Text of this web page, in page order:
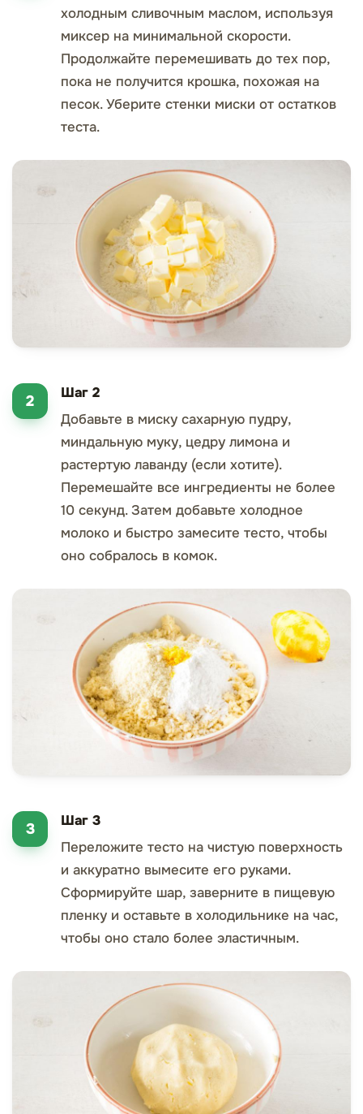
холодным сливочным маслом, используя
миксер на минимальной скорости.
Продолжайте перемешивать до тех пор,
пока не получится крошка, похожая на
песок. Уберите стенки миски от остатков
теста.
Шаг 2
Добавьте в миску сахарную пудру,
миндальную муку, цедру лимона и
растертую лаванду (если хотите).
Перемешайте все ингредиенты не более
10 секунд. Затем добавьте холодное
молоко и быстро замесите тесто, чтобы
оно собралось в комок.
Шаг 3
Переложите тесто на чистую поверхность
и аккуратно вымесите его руками.
Сформируйте шар, заверните в пищевую
пленку и оставьте в холодильнике на час,
чтобы оно стало более эластичным.